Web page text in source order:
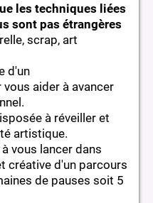
les techniques liées
sont pas étrangères
scrap, art
d'un
aider à avancer
à réveiller et
artistique.
vous lancer dans
créative d'un parcours
de pauses soit 5